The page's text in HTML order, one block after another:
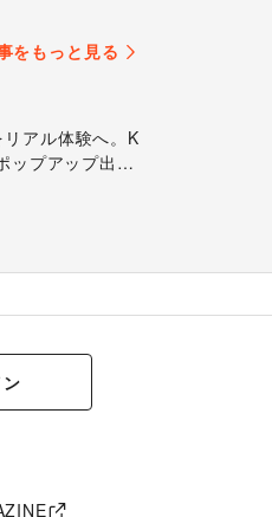
をもっと見る
アル体験へ。K
ップアップ出店
出会い”